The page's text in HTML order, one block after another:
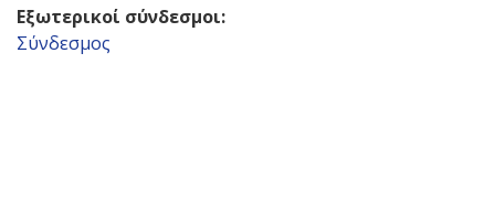
Εξωτερικοί σύνδεσμοι:
Σύνδεσμος